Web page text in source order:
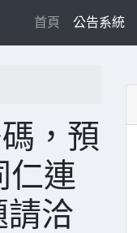
首頁(current)
公告系統
，預
仁連
請洽